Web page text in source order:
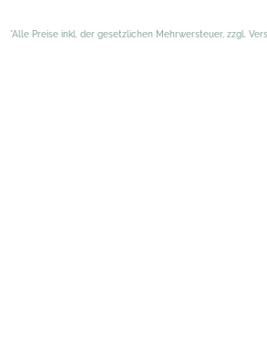
*Alle Preise inkl. der gesetzlichen Mehrwersteuer, zzgl.